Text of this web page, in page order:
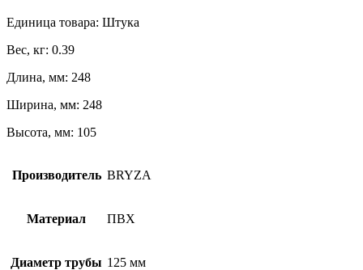
Единица товара: Штука
Вес, кг: 0.39
Длина, мм: 248
Ширина, мм: 248
Высота, мм: 105
Производитель BRYZA
Материал ПВХ
Диаметр трубы 125 мм